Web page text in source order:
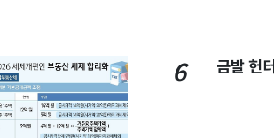
6 금발 헌